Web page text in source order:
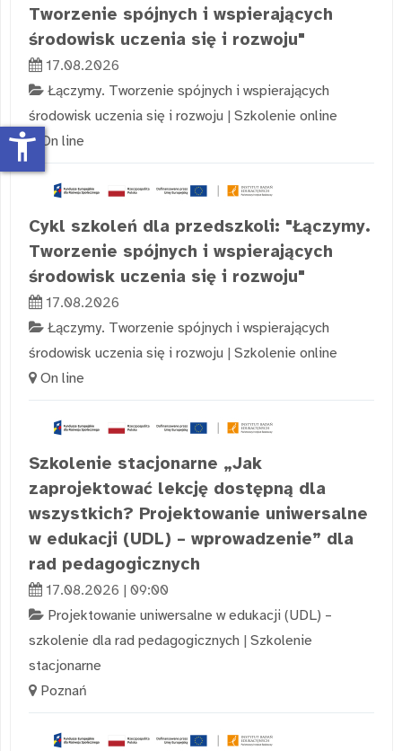
Tworzenie spójnych i wspierających
środowisk uczenia się i rozwoju"
17.08.2026
Łączymy. Tworzenie spójnych i wspierających
środowisk uczenia się i rozwoju | Szkolenie online
On line
Cykl szkoleń dla przedszkoli: "Łączymy.
Tworzenie spójnych i wspierających
środowisk uczenia się i rozwoju"
17.08.2026
Łączymy. Tworzenie spójnych i wspierających
środowisk uczenia się i rozwoju | Szkolenie online
On line
Szkolenie stacjonarne „Jak
zaprojektować lekcję dostępną dla
wszystkich? Projektowanie uniwersalne
w edukacji (UDL) – wprowadzenie” dla
rad pedagogicznych
17.08.2026 | 09:00
Projektowanie uniwersalne w edukacji (UDL) –
szkolenie dla rad pedagogicznych | Szkolenie
stacjonarne
Poznań
accessibility_new